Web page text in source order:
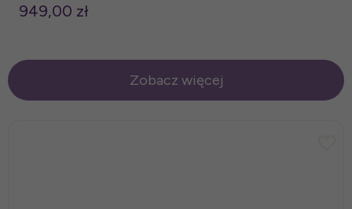
949,00 zł
Zobacz więcej